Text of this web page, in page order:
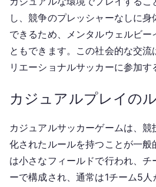
し、競争のプレッシャーなしに
できるため、メンタルウェルビー
ともできます。この社会的な交流
リエーショナルサッカーに参加す
カジュアルプレイの
カジュアルサッカーゲームは、
化されたルールを持つことが一般
は小さなフィールドで行われ、
ーで構成され、通常は1チーム5人